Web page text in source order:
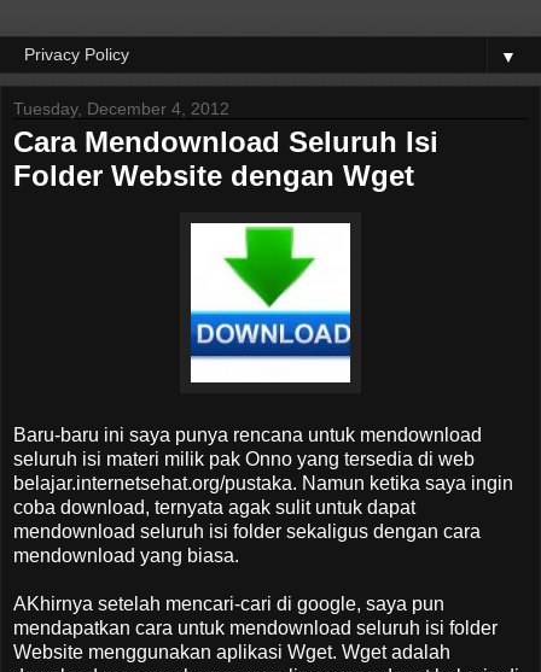
▼
Tuesday, December 4, 2012
Cara Mendownload Seluruh Isi
Folder Website dengan Wget
Baru-baru ini saya punya rencana untuk mendownload
seluruh isi materi milik pak Onno yang tersedia di web
belajar.internetsehat.org/pustaka. Namun ketika saya ingin
coba download, ternyata agak sulit untuk dapat
mendownload seluruh isi folder sekaligus dengan cara
mendownload yang biasa.
AKhirnya setelah mencari-cari di google, saya pun
mendapatkan cara untuk mendownload seluruh isi folder
Website menggunakan aplikasi Wget. Wget adalah